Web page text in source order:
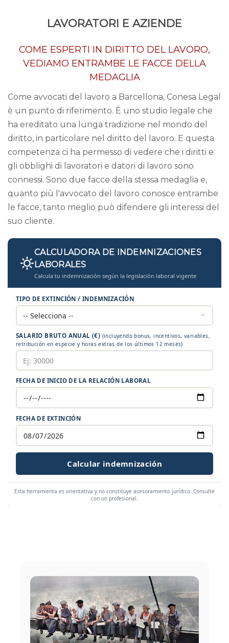
LAVORATORI E AZIENDE
COME ESPERTI IN DIRITTO DEL LAVORO,
VEDIAMO ENTRAMBE LE FACCE DELLA
MEDAGLIA
Come avvocati del lavoro a Barcellona, Conesa Legal
è un punto di riferimento. È uno studio legale che
ha ereditato una lunga tradizione nel mondo del
diritto, in particolare nel diritto del lavoro. E questa
competenza ci ha permesso di vedere che i diritti e
gli obblighi di lavoratori e datori di lavoro sono
connessi. Sono due facce della stessa medaglia e,
quanto più l'avvocato del lavoro conosce entrambe
le facce, tanto meglio può difendere gli interessi del
suo cliente.
CALCULADORA DE INDEMNIZACIONES
LABORALES
Calcula tu indemnización según la legislación laboral vigente
TIPO DE EXTINCIÓN / INDEMNIZACIÓN
SALARIO BRUTO ANUAL (€) (incluyendo bonus, incentivos, variables,
retribución en especie y horas extras de los últimos 12 meses)
FECHA DE INICIO DE LA RELACIÓN LABORAL
FECHA DE EXTINCIÓN
Calcular indemnización
Esta herramienta es orientativa y no constituye asesoramiento jurídico. Consulte
con un profesional.